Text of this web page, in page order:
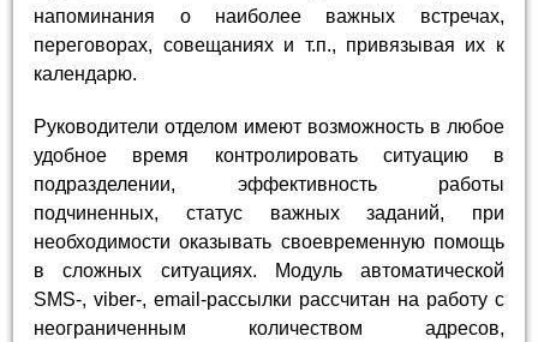
напоминания о наиболее важных встречах,
переговорах, совещаниях и т.п., привязывая их к
календарю.
Руководители отделом имеют возможность в любое
удобное время контролировать ситуацию в
подразделении, эффективность работы
подчиненных, статус важных заданий, при
необходимости оказывать своевременную помощь
в сложных ситуациях. Модуль автоматической
SMS-, viber-, email-рассылки рассчитан на работу с
неограниченным количеством адресов,